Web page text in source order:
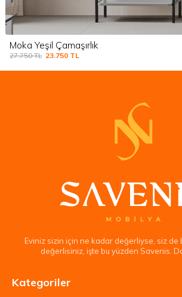
Moka Yeşil Çamaşırlık
27.750TL 23.750 TL
Eviniz sizin için ne kadar değerliyse, siz de
değerlisiniz, işte bu yüzden Savenis.
Kategoriler